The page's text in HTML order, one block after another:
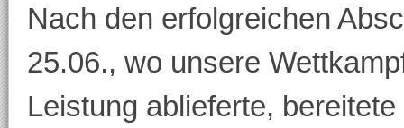
Nach den erfolgreichen
25.06., wo unsere
Leistung ablieferte,